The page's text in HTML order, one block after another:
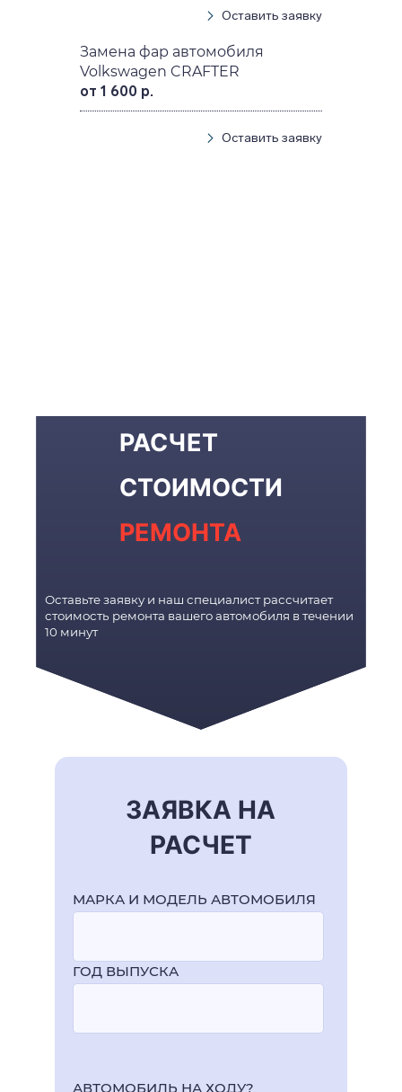
Оставить заявку
Замена фар автомобиля
Volkswagen CRAFTER
от 1 600 р.
Оставить заявку
РАСЧЕТ
СТОИМОСТИ
РЕМОНТА
Оставьте заявку и наш специалист рассчитает
стоимость ремонта вашего автомобиля в течении
10 минут
ЗАЯВКА НА
РАСЧЕТ
МАРКА И МОДЕЛЬ АВТОМОБИЛЯ
ГОД ВЫПУСКА
АВТОМОБИЛЬ НА ХОДУ?